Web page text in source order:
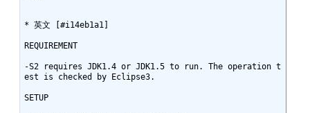
* 英文 [#i14eb1a1]
REQUIREMENT
-S2 requires JDK1.4 or JDK1.5 to run. The operation t
est is checked by Eclipse3.
SETUP